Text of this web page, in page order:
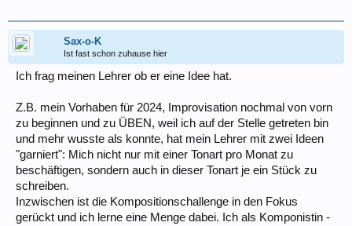
Sax-o-K
Ist fast schon zuhause hier
Ich frag meinen Lehrer ob er eine Idee hat.
Z.B. mein Vorhaben für 2024, Improvisation nochmal von vorn
zu beginnen und zu ÜBEN, weil ich auf der Stelle getreten bin
und mehr wusste als konnte, hat mein Lehrer mit zwei Ideen
"garniert": Mich nicht nur mit einer Tonart pro Monat zu
beschäftigen, sondern auch in dieser Tonart je ein Stück zu
schreiben.
Inzwischen ist die Kompositionschallenge in den Fokus
gerückt und ich lerne eine Menge dabei. Ich als Komponistin -